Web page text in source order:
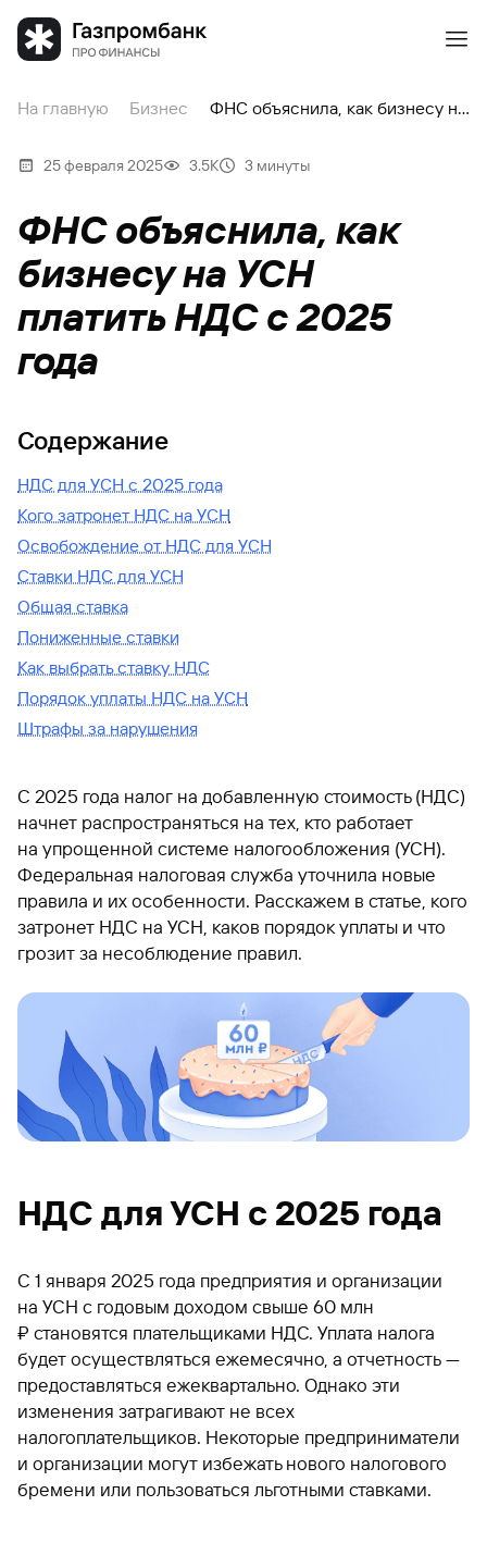
На главную Бизнес ФНС объяснила, как бизнесу на УСН платить НДС с 2025 года
25 февраля 2025 3.5К 3 минуты
ФНС объяснила, как
бизнесу на УСН
платить НДС с 2025
года
Содержание
НДС для УСН с 2025 года
Кого затронет НДС на УСН
Освобождение от НДС для УСН
Ставки НДС для УСН
Общая ставка
Пониженные ставки
Как выбрать ставку НДС
Порядок уплаты НДС на УСН
Штрафы за нарушения
С 2025 года налог на добавленную стоимость (НДС)
начнет распространяться на тех, кто работает
на упрощенной системе налогообложения (УСН).
Федеральная налоговая служба уточнила новые
правила и их особенности. Расскажем в статье, кого
затронет НДС на УСН, каков порядок уплаты и что
грозит за несоблюдение правил.
НДС для УСН с 2025 года
С 1 января 2025 года предприятия и организации
на УСН с годовым доходом свыше 60 млн
₽ становятся плательщиками НДС. Уплата налога
будет осуществляться ежемесячно, а отчетность —
предоставляться ежеквартально. Однако эти
изменения затрагивают не всех
налогоплательщиков. Некоторые предприниматели
и организации могут избежать нового налогового
бремени или пользоваться льготными ставками.